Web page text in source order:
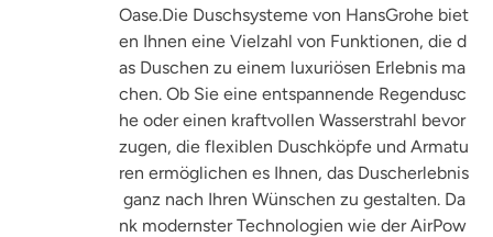
Oase.Die Duschsysteme von HansGrohe biet
en Ihnen eine Vielzahl von Funktionen, die d
as Duschen zu einem luxuriösen Erlebnis ma
chen. Ob Sie eine entspannende Regendusc
he oder einen kraftvollen Wasserstrahl bevor
zugen, die flexiblen Duschköpfe und Armatu
ren ermöglichen es Ihnen, das Duscherlebnis
ganz nach Ihren Wünschen zu gestalten. Da
nk modernster Technologien wie der AirPow